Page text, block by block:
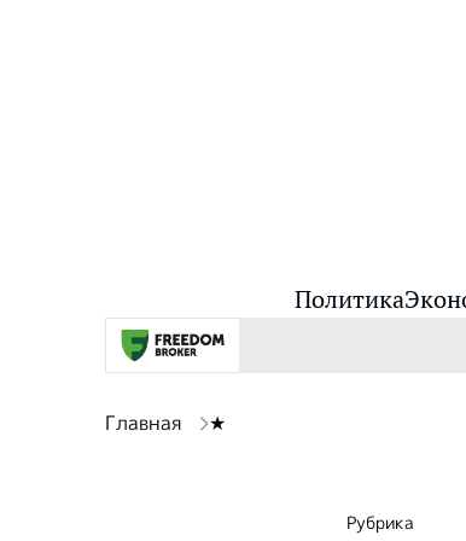
Политика
Главная ★
Рубрика